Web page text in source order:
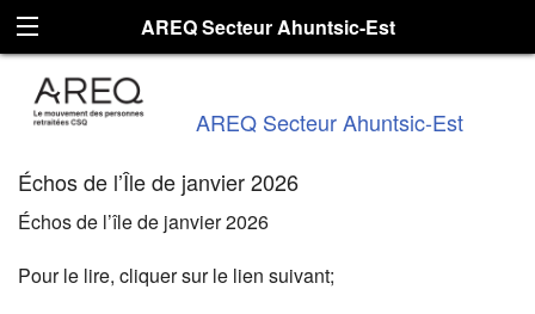
AREQ Secteur Ahuntsic-Est
AREQ Secteur Ahuntsic-Est
Échos de l’Île de janvier 2026
Échos de l’île de janvier 2026
Pour le lire, cliquer sur le lien suivant;